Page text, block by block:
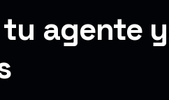
agente